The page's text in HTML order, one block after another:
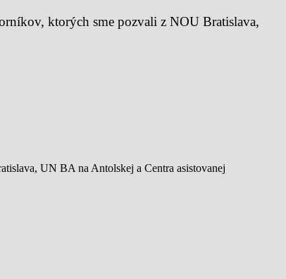
ktorých sme pozvali z NOU Bratislava,
UN BA na Antolskej a Centra asistovanej